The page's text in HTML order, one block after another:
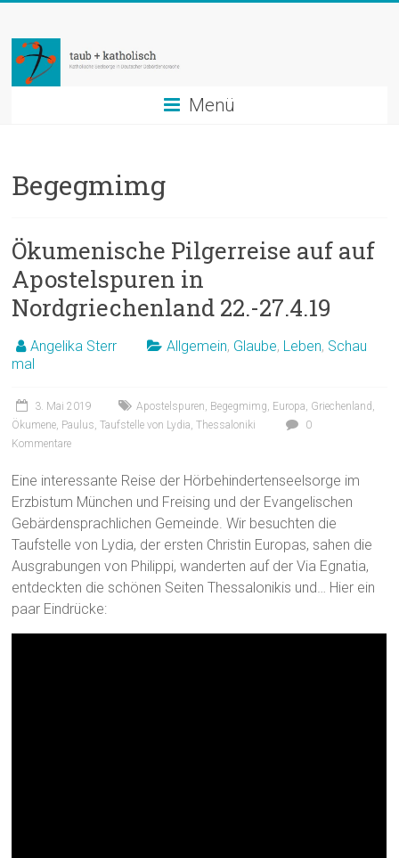
springen
taub
+
katholisch
in
Menü
Begegmimg
Ökumenische Pilgerreise auf auf
Apostelspuren in
Nordgriechenland 22.-27.4.19
Angelika Sterr Allgemein, Glaube, Leben, Schau
mal
3. Mai 2019 Apostelspuren Begegmimg Europa Griechenland
Ökumene Paulus ,Taufstelle von Lydia ,Thessaloniki
0
Kommentare
Eine interessante Reise der Hörbehindertenseelsorge im
Erzbistum München und Freising und der Evangelischen
Gebärdensprachlichen Gemeinde. Wir besuchten die
Taufstelle von Lydia, der ersten Christin Europas, sahen die
Ausgrabungen von Philippi, wanderten auf der Via Egnatia,
entdeckten die schönen Seiten Thessalonikis und… Hier ein
paar Eindrücke: